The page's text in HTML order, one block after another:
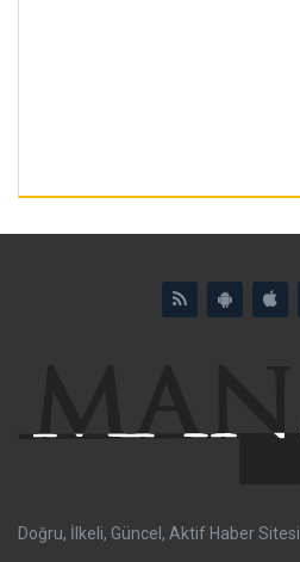
Doğru, İlkeli, Güncel, Aktif Haber Sitesi